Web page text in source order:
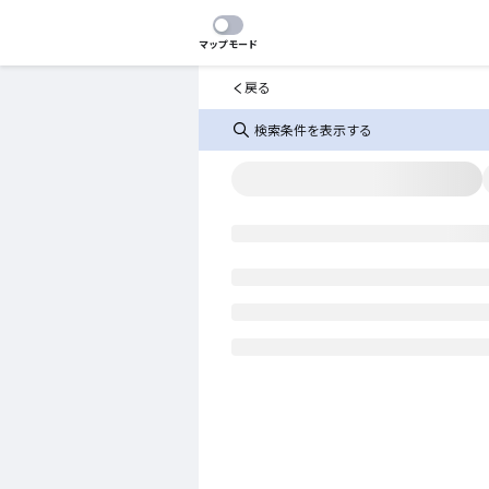
マップモード
戻る
検索条件を表示する